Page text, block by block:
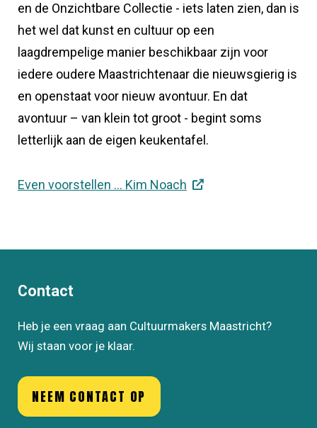
en de Onzichtbare Collectie - iets laten zien, dan is
het wel dat kunst en cultuur op een
laagdrempelige manier beschikbaar zijn voor
iedere oudere Maastrichtenaar die nieuwsgierig is
en openstaat voor nieuw avontuur. En dat
avontuur – van klein tot groot - begint soms
letterlijk aan de eigen keukentafel.
Even voorstellen ... Kim Noach
Contact
Heb je een vraag aan Cultuurmakers Maastricht?
Wij staan voor je klaar.
NEEM CONTACT OP